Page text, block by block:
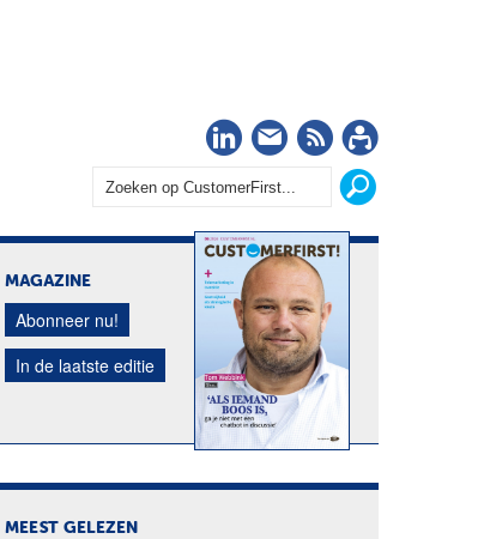
LinkedIn
Nieuwsbrief
RSS
MAGAZINE
Abonneer nu!
In de laatste editie
MEEST GELEZEN